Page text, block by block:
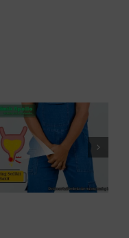
dan Cara
Mengatasinya